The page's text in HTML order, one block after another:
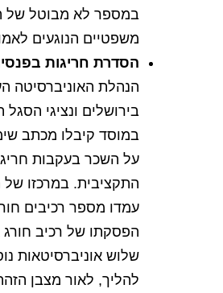
במספר לא מבוטל של
משפטיים הנוגעים
הסדרת חריגות
הנהלת האוניברסיטה
בירושלים ונציגי הסגל
במוסד קיבלו מכתב
על השכר בעקבות
התקציבית. במרכזו של
עמדו מספר רכיבים
הפסקתו של רכיב חורג
שלוש אוניברסיטאות
להליך, לאור מצבן